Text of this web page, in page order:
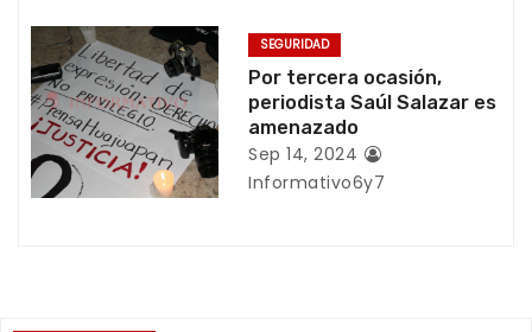
t
r
a
d
SEGURIDAD
Por tercera ocasión,
periodista Saúl Salazar es
amenazado
Sep 14, 2024
Informativo6y7